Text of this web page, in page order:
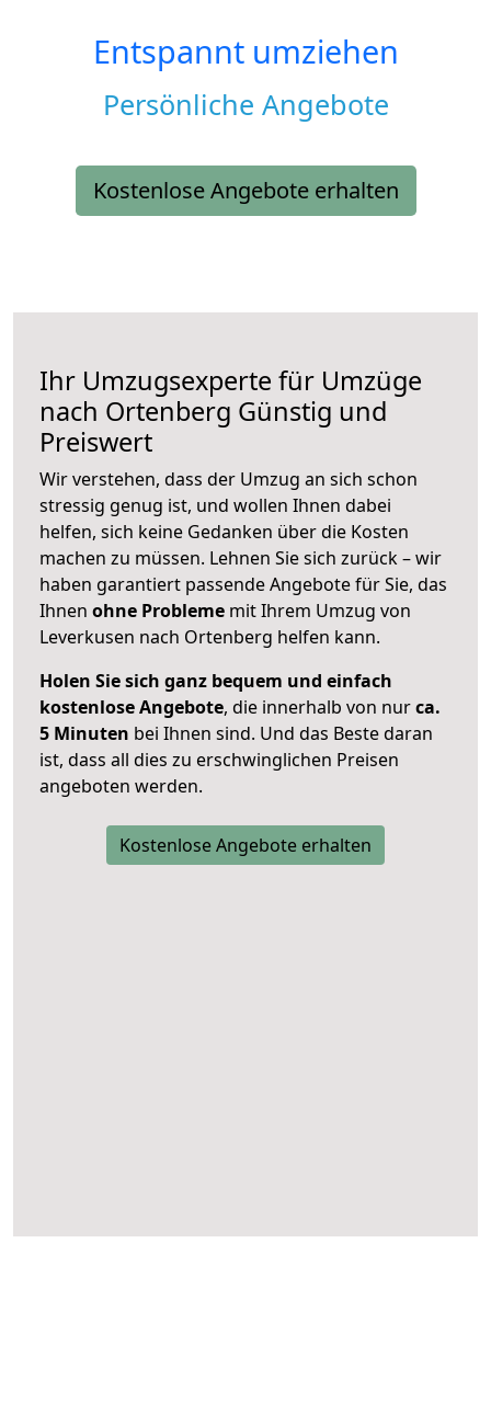
Entspannt umziehen
Persönliche Angebote
Kostenlose Angebote erhalten
Ihr Umzugsexperte für Umzüge
nach Ortenberg Günstig und
Preiswert
Wir verstehen, dass der Umzug an sich schon
stressig genug ist, und wollen Ihnen dabei
helfen, sich keine Gedanken über die Kosten
machen zu müssen. Lehnen Sie sich zurück – wir
haben garantiert passende Angebote für Sie, das
Ihnen ohne Probleme mit Ihrem Umzug von
Leverkusen nach Ortenberg helfen kann.
Holen Sie sich ganz bequem und einfach
kostenlose Angebote, die innerhalb von nurca.
5 Minuten bei Ihnen sind. Und das Beste daran
ist, dass all dies zu erschwinglichen Preisen
angeboten werden.
Kostenlose Angebote erhalten